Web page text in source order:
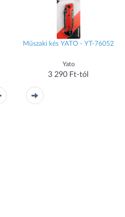
Műszaki kés YATO - YT-76052
Yato
3 290 Ft-tól